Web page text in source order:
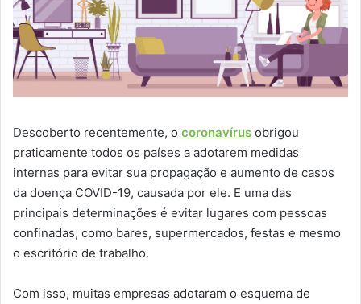
Descoberto recentemente, o coronavírus obrigou
praticamente todos os países a adotarem medidas
internas para evitar sua propagação e aumento de casos
da doença COVID-19, causada por ele. E uma das
principais determinações é evitar lugares com pessoas
confinadas, como bares, supermercados, festas e mesmo
o escritório de trabalho.
Com isso, muitas empresas adotaram o esquema de